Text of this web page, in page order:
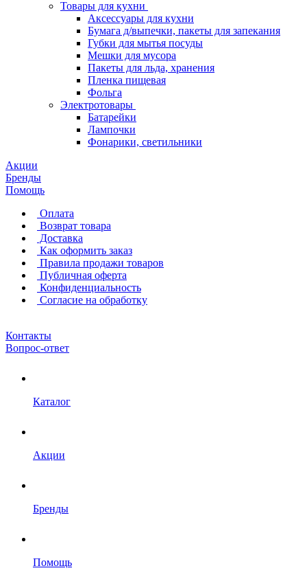
Товары для кухни
Аксессуары для кухни
Бумага д/выпечки, пакеты для запекания
Губки для мытья посуды
Мешки для мусора
Пакеты для льда, хранения
Пленка пищевая
Фольга
Электротовары
Батарейки
Лампочки
Фонарики, светильники
Акции
Бренды
Помощь
Оплата
Возврат товара
Доставка
Как оформить заказ
Правила продажи товаров
Публичная оферта
Конфиденциальность
Согласие на обработку
Контакты
Вопрос-ответ
Каталог
Акции
Бренды
Помощь